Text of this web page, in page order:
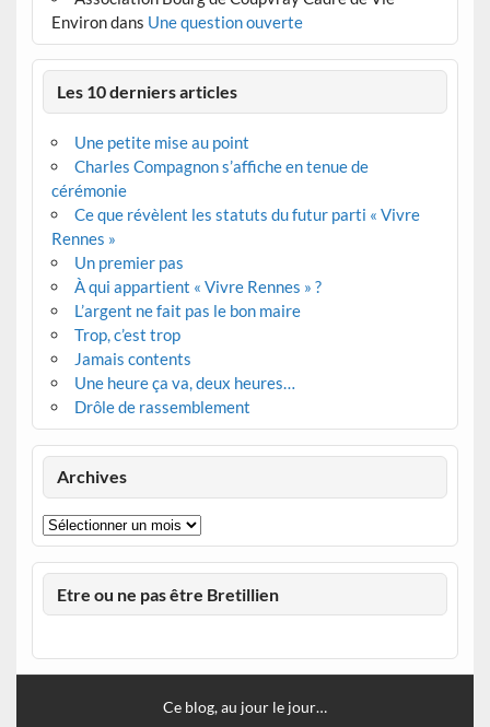
Environdans Une question ouverte
Les 10 derniers articles
Une petite mise au point
Charles Compagnon s’affiche en tenue de
cérémonie
Ce que révèlent les statuts du futur parti « Vivre
Rennes »
Un premier pas
À qui appartient « Vivre Rennes » ?
L’argent ne fait pas le bon maire
Trop, c’est trop
Jamais contents
Une heure ça va, deux heures…
Drôle de rassemblement
Archives
Archives
Etre ou ne pas être Bretillien
Ce blog, au jour le jour…